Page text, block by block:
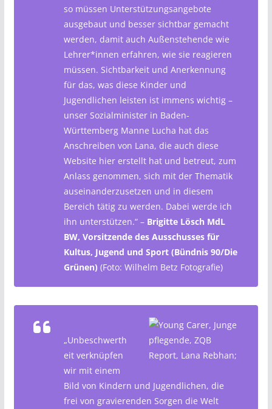
so müssen Unterstützungsangebote
ausgebaut und besser sichtbar gemacht
werden, damit auch Außenstehende wie
Lehrer*innen erfahren, wie sie reagieren
müssen. Sichtbarkeit und Anerkennung
für das, was diese Kinder und
Jugendlichen leisten ist immens wichtig –
unser Sozialminister in Baden-
Württemberg Manne Lucha hat das
Anschreiben von Lana, die auch diese
Website hier erstellt hat und betreut, zum
Anlass genommen, sich mit der Thematik
auseinanderzusetzen und in diesem
Bereich tätig zu werden. Dabei werde ich
ihn unterstützen.“ – Brigitte Lösch MdL
BW, Vorsitzende des Ausschusses für
Kultus, Jugend und Sport (Bündnis 90/Die
Grünen) (Foto: Wilhelm Betz Fotografie)
„Unbeschwerth
eit verknüpfen
wir mit einem
Bild von Kindern und Jugendlichen, die
frei von gravierenden Sorgen die Welt